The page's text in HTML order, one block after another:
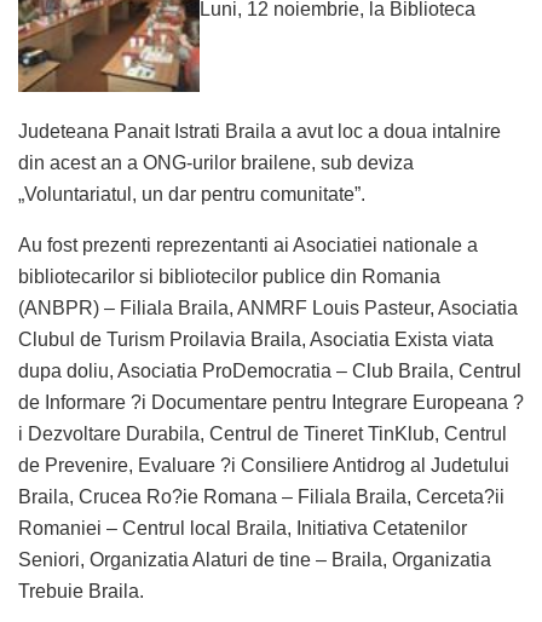
Luni, 12 noiembrie, la Biblioteca
Judeteana Panait Istrati Braila a avut loc a doua intalnire
din acest an a ONG-urilor brailene, sub deviza
„Voluntariatul, un dar pentru comunitate”.
Au fost prezenti reprezentanti ai Asociatiei nationale a
bibliotecarilor si bibliotecilor publice din Romania
(ANBPR) – Filiala Braila, ANMRF Louis Pasteur, Asociatia
Clubul de Turism Proilavia Braila, Asociatia Exista viata
dupa doliu, Asociatia ProDemocratia – Club Braila, Centrul
de Informare ?i Documentare pentru Integrare Europeana ?
i Dezvoltare Durabila, Centrul de Tineret TinKlub, Centrul
de Prevenire, Evaluare ?i Consiliere Antidrog al Judetului
Braila, Crucea Ro?ie Romana – Filiala Braila, Cerceta?ii
Romaniei – Centrul local Braila, Initiativa Cetatenilor
Seniori, Organizatia Alaturi de tine – Braila, Organizatia
Trebuie Braila.